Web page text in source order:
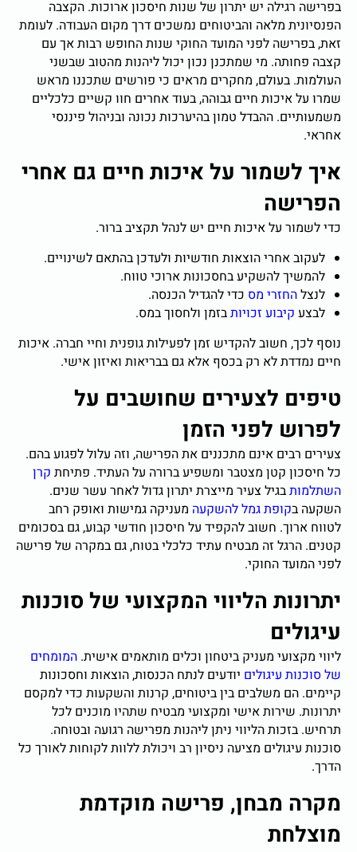
בפרישה רגילה יש יתרון של שנות חיסכון ארוכות. הקצבה
הפנסיונית מלאה והביטוחים נמשכים דרך מקום העבודה. לעומת
זאת, בפרישה לפני המועד החוקי שנות החופש רבות אך עם
קצבה פחותה. מי שמתכנן נכון יכול ליהנות מהטוב שבשני
העולמות. בעולם, מחקרים מראים כי פורשים שתכננו מראש
שמרו על איכות חיים גבוהה, בעוד אחרים חוו קשיים כלכליים
משמעותיים. ההבדל טמון בהיערכות נכונה ובניהול פיננסי
אחראי.
איך לשמור על איכות חיים גם אחרי
הפרישה
כדי לשמור על איכות חיים יש לנהל תקציב ברור.
לעקוב אחרי הוצאות חודשיות ולעדכן בהתאם לשינויים.
להמשיך להשקיע בחסכונות ארוכי טווח.
לנצלהחזרי מס כדי להגדיל הכנסה.
לבצע קיבוע זכויותבזמן ולחסוך במס.
נוסף לכך, חשוב להקדיש זמן לפעילות גופנית וחיי חברה. איכות
חיים נמדדת לא רק בכסף אלא גם בבריאות ואיזון אישי.
טיפים לצעירים שחושבים על
לפרוש לפני הזמן
צעירים רבים אינם מתכננים את הפרישה, וזה עלול לפגוע בהם.
כל חיסכון קטן מצטבר ומשפיע ברורה על העתיד. פתיחת קרן
השתלמותבגיל צעיר מייצרת יתרון גדול לאחר עשר שנים.
השקעה בקופת גמל להשקעה מעניקה גמישות ואופק רחב
לטווח ארוך. חשוב להקפיד על חיסכון חודשי קבוע, גם בסכומים
קטנים. הרגל זה מבטיח עתיד כלכלי בטוח, גם במקרה של פרישה
לפני המועד החוקי.
יתרונות הליווי המקצועי של סוכנות
עיגולים
ליווי מקצועי מעניק ביטחון וכלים מותאמים אישית. המומחים
של סוכנות עיגולים יודעים לנתח הכנסות, הוצאות וחסכונות
קיימים. הם משלבים בין ביטוחים, קרנות והשקעות כדי למקסם
יתרונות. שירות אישי ומקצועי מבטיח שתהיו מוכנים לכל
תרחיש. בזכות הליווי ניתן ליהנות מפרישה רגועה ובטוחה.
סוכנות עיגולים מציעה ניסיון רב ויכולת ללוות לקוחות לאורך כל
הדרך.
מקרה מבחן, פרישה מוקדמת
מוצלחת